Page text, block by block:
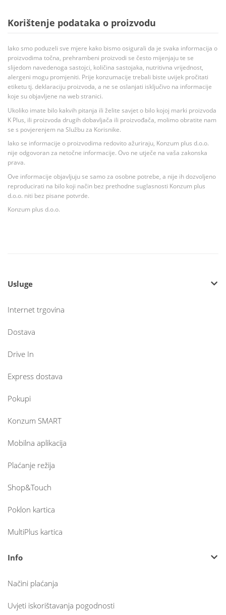
Korištenje podataka o proizvodu
Iako smo poduzeli sve mjere kako bismo osigurali da je svaka informacija o
proizvodima točna, prehrambeni proizvodi se često mijenjaju te se
slijedom navedenoga sastojci, količina sastojaka, nutritivna vrijednost,
alergeni mogu promjeniti. Prije konzumacije trebali biste uvijek pročitati
etiketu tj. deklaraciju proizvoda, a ne se oslanjati isključivo na informacije
koje su objavljene na web stranici.
Ukoliko imate bilo kakvih pitanja ili želite savjet o bilo kojoj marki proizvoda
K Plus, ili proizvoda drugih dobavljača ili proizvođača, molimo obratite nam
se s povjerenjem na Službu za Korisnike.
Iako se informacije o proizvodima redovito ažuriraju, Konzum plus d.o.o.
nije odgovoran za netočne informacije. Ovo ne utječe na vaša zakonska
prava.
Ove informacije objavljuju se samo za osobne potrebe, a nije ih dozvoljeno
reproducirati na bilo koji način bez prethodne suglasnosti Konzum plus
d.o.o. niti bez pisane potvrde.
Konzum plus d.o.o.
Usluge
Internet trgovina
Dostava
Drive In
Express dostava
Pokupi
Konzum SMART
Mobilna aplikacija
Plaćanje režija
Shop&Touch
Poklon kartica
MultiPlus kartica
Info
Načini plaćanja
Uvjeti iskorištavanja pogodnosti